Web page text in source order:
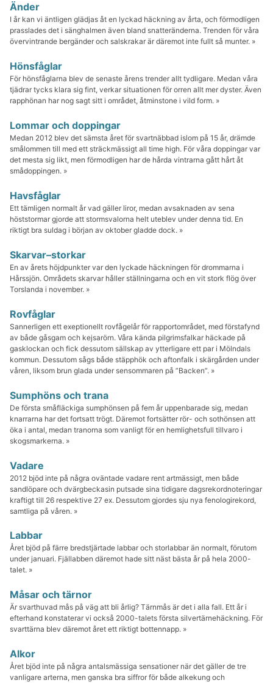
Änder
I år kan vi äntligen glädjas åt en lyckad häckning av årta, och förmodligen
prasslades det i sänghalmen även bland snatteränderna. Trenden för våra
övervintrande bergänder och salskrakar är däremot inte fullt så munter. »
Hönsfåglar
För hönsfåglarna blev de senaste årens trender allt tydligare. Medan våra
tjädrar tycks klara sig fint, verkar situationen för orren allt mer dyster. Även
rapphönan har nog sagt sitt i området, åtminstone i vild form. »
Lommar och doppingar
Medan 2012 blev det sämsta året för svartnäbbad islom på 15 år, drämde
smålommen till med ett sträckmässigt all time high. För våra doppingar var
det mesta sig likt, men förmodligen har de hårda vintrarna gått hårt åt
smådoppingen. »
Havsfåglar
Ett tämligen normalt år vad gäller liror, medan avsaknaden av sena
höststormar gjorde att stormsvalorna helt uteblev under denna tid. En
riktigt bra suldag i början av oktober gladde dock. »
Skarvar–storkar
En av årets höjdpunkter var den lyckade häckningen för drommarna i
Hårssjön. Områdets skarvar håller ställningarna och en vit stork flög över
Torslanda i november. »
Rovfåglar
Sannerligen ett exeptionellt rovfågelår för rapportområdet, med förstafynd
av både gåsgam och kejsarörn. Våra kända pilgrimsfalkar häckade på
gasklockan och fick dessutom sällskap av ytterligare ett par i Mölndals
kommun. Dessutom sågs både stäpphök och aftonfalk i skärgården under
våren, liksom brun glada under sensommaren på ”Backen”. »
Sumphöns och trana
De första småfläckiga sumphönsen på fem år uppenbarade sig, medan
knarrarna har det fortsatt trögt. Däremot fortsätter rör- och sothönsen att
öka i antal, medan tranorna som vanligt för en hemlighetsfull tillvaro i
skogsmarkerna. »
Vadare
2012 bjöd inte på några oväntade vadare rent artmässigt, men både
sandlöpare och dvärgbeckasin putsade sina tidigare dagsrekordnoteringar
kraftigt till 26 respektive 27 ex. Dessutom gjordes sju nya fenologirekord,
samtliga på våren. »
Labbar
Året bjöd på färre bredstjärtade labbar och storlabbar än normalt, förutom
under januari. Fjällabben däremot hade sitt näst bästa år på hela 2000-
talet. »
Måsar och tärnor
Är svarthuvad mås på väg att bli årlig? Tärnmås är det i alla fall. Ett år i
efterhand konstaterar vi också 2000-talets första silvertärnehäckning. För
svarttärna blev däremot året ett riktigt bottennapp. »
Alkor
Året bjöd inte på några antalsmässiga sensationer när det gäller de tre
vanligare arterna, men ganska bra siffror för både alkekung och